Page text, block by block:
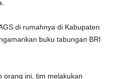
di rumahnya di Kabupaten
buku tabungan BRI
orang ini, tim melakukan